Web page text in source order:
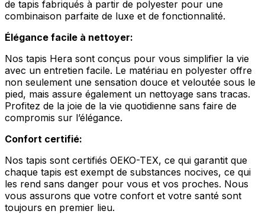
de tapis fabriqués à partir de polyester pour une
combinaison parfaite de luxe et de fonctionnalité.
Élégance facile à nettoyer:
Nos tapis Hera sont conçus pour vous simplifier la vie
avec un entretien facile. Le matériau en polyester offre
non seulement une sensation douce et veloutée sous le
pied, mais assure également un nettoyage sans tracas.
Profitez de la joie de la vie quotidienne sans faire de
compromis sur l’élégance.
Confort certifié:
Nos tapis sont certifiés OEKO-TEX, ce qui garantit que
chaque tapis est exempt de substances nocives, ce qui
les rend sans danger pour vous et vos proches. Nous
vous assurons que votre confort et votre santé sont
toujours en premier lieu.